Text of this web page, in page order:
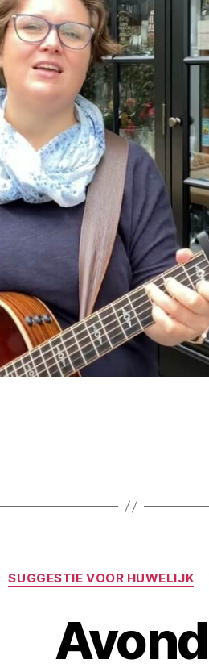
SUGGESTIE VOOR HUWELIJK
Avond